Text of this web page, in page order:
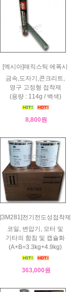
[엑시아]매직스틱 에폭시
금속,도자기,콘크리트,
영구 고정형 접착제
(용량 : 114g / 백색)
8,800원
[3M281]전기전도성접착제
코일, 변압기, 모터 및
기타의 함침 및 캡슐화
(A+B=3.3kg+4.9kg)
363,000원